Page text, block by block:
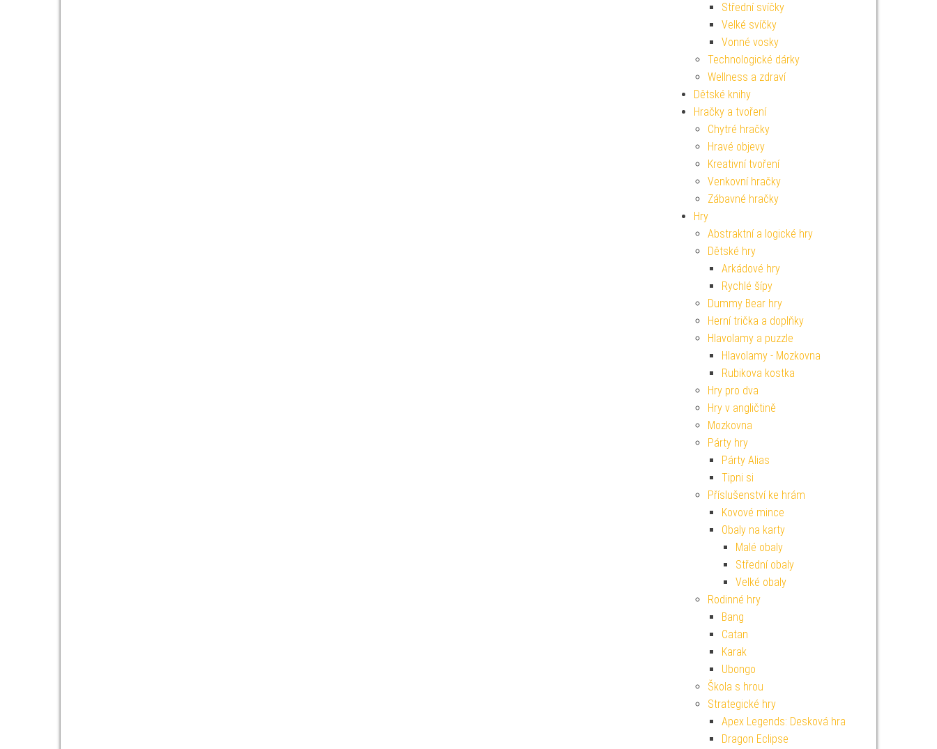
Střední svíčky
Velké svíčky
Vonné vosky
Technologické dárky
Wellness a zdraví
Dětské knihy
Hračky a tvoření
Chytré hračky
Hravé objevy
Kreativní tvoření
Venkovní hračky
Zábavné hračky
Hry
Abstraktní a logické hry
Dětské hry
Arkádové hry
Rychlé šípy
Dummy Bear hry
Herní trička a doplňky
Hlavolamy a puzzle
Hlavolamy - Mozkovna
Rubikova kostka
Hry pro dva
Hry v angličtině
Mozkovna
Párty hry
Párty Alias
Tipni si
Příslušenství ke hrám
Kovové mince
Obaly na karty
Malé obaly
Střední obaly
Velké obaly
Rodinné hry
Bang
Catan
Karak
Ubongo
Škola s hrou
Strategické hry
Apex Legends: Desková hra
Dragon Eclipse